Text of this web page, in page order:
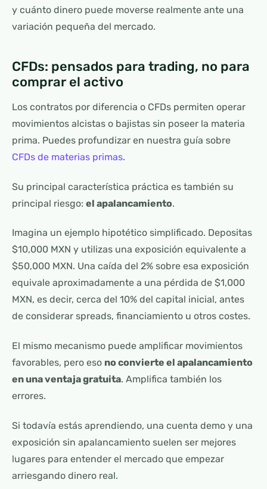
y cuánto dinero puede moverse realmente ante una
variación pequeña del mercado.
CFDs: pensados para trading, no para
comprar el activo
Los contratos por diferencia o CFDs permiten operar
movimientos alcistas o bajistas sin poseer la materia
prima. Puedes profundizar en nuestra guía sobre
CFDs de materias primas.
Su principal característica práctica es también su
principal riesgo: el apalancamiento.
Imagina un ejemplo hipotético simplificado. Depositas
$10,000 MXN y utilizas una exposición equivalente a
$50,000 MXN. Una caída del 2% sobre esa exposición
equivale aproximadamente a una pérdida de $1,000
MXN, es decir, cerca del 10% del capital inicial, antes
de considerar spreads, financiamiento u otros costes.
El mismo mecanismo puede amplificar movimientos
favorables, pero eso no convierte el apalancamiento
en una ventaja gratuita. Amplifica también los
errores.
Si todavía estás aprendiendo, una cuenta demo y una
exposición sin apalancamiento suelen ser mejores
lugares para entender el mercado que empezar
arriesgando dinero real.